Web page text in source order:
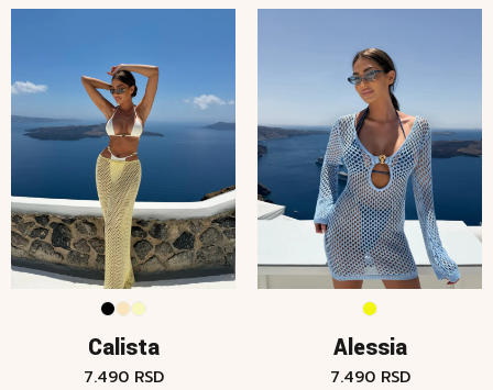
Calista
7.490 RSD
Alessia
7.490 RSD